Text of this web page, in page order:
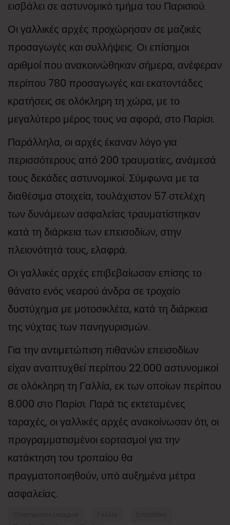
εισβάλει σε αστυνομικό τμήμα του Παρισιού.
Οι γαλλικές αρχές προχώρησαν σε μαζικές
προσαγωγές και συλλήψεις. Οι επίσημοι
αριθμοί που ανακοινώθηκαν σήμερα, ανέφεραν
περίπου 780 προσαγωγές και εκατοντάδες
κρατήσεις σε ολόκληρη τη χώρα, με το
μεγαλύτερο μέρος τους να αφορά, στο Παρίσι.
Παράλληλα, οι αρχές έκαναν λόγο για
περισσότερους από 200 τραυματίες, ανάμεσά
τους δεκάδες αστυνομικοί. Σύμφωνα με τα
διαθέσιμα στοιχεία, τουλάχιστον 57 στελέχη
των δυνάμεων ασφαλείας τραυματίστηκαν
κατά τη διάρκεια των επεισοδίων, στην
πλειονότητά τους, ελαφρά.
Οι γαλλικές αρχές επιβεβαίωσαν επίσης το
θάνατο ενός νεαρού άνδρα σε τροχαίο
δυστύχημα με μοτοσικλέτα, κατά τη διάρκεια
της νύχτας των πανηγυρισμών.
Για την αντιμετώπιση πιθανών επεισοδίων
είχαν αναπτυχθεί περίπου 22.000 αστυνομικοί
σε ολόκληρη τη Γαλλία, εκ των οποίων περίπου
8.000 στο Παρίσι. Παρά τις εκτεταμένες
ταραχές, οι γαλλικές αρχές ανακοίνωσαν ότι, οι
προγραμματισμένοι εορτασμοί για την
κατάκτηση του τροπαίου θα
πραγματοποιηθούν, υπό αυξημένα μέτρα
ασφαλείας.